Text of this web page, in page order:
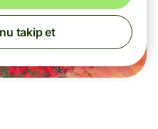
takip et